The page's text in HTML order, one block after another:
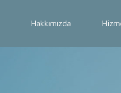
Hakkımızda